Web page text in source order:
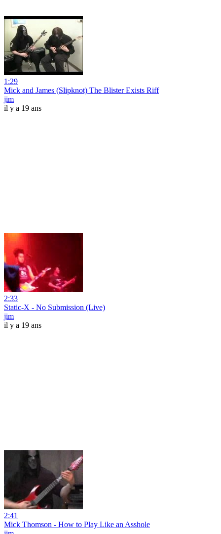
1:29
Mick and James (Slipknot) The Blister Exists Riff
jim
il y a 19 ans
2:33
Static-X - No Submission (Live)
jim
il y a 19 ans
2:41
Mick Thomson - How to Play Like an Asshole